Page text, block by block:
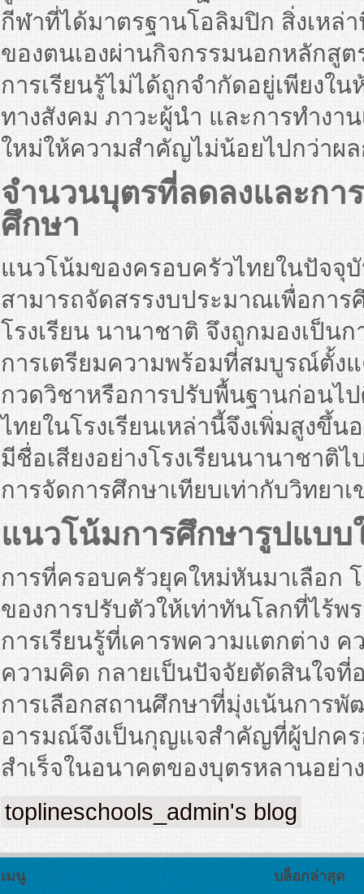
กีฬาที่ได้มาตรฐานโอลิมปิก สิ่งเหล่
ของตนเองผ่านกิจกรรมนอกหลักสูต
การเรียนรู้ไม่ได้ถูกจำกัดอยู่เพียง
ทางสังคม ภาวะผู้นำ และการทำง
ใหม่ให้ความสำคัญไม่น้อยไปกว่าผล
จำนวนบุตรที่ลดลงและกา
ศึกษา
แนวโน้มของครอบครัวไทยในปัจจุ
สามารถจัดสรรงบประมาณเพื่อกา
โรงเรียน นานาชาติ จึงถูกมองเป็น
การเตรียมความพร้อมที่สมบูรณ์ตั้งแ
กวดวิชาหรือการปรับพื้นฐานก่อนไ
ไทยในโรงเรียนเหล่านี้จึงเพิ่มสูงขึ้
มีชื่อเสียงอย่างโรงเรียนนานาชาติ
การจัดการศึกษาเทียบเท่ากับวิทยา
แนวโน้มการศึกษารูปแบบ
การที่ครอบครัวยุคใหม่หันมาเลือก
ของการปรับตัวให้เท่าทันโลกที่ไร้
การเรียนรู้ที่เคารพความแตกต่าง ค
ความคิด กลายเป็นปัจจัยตัดสินใจที่
การเลือกสถานศึกษาที่มุ่งเน้นการ
อารมณ์จึงเป็นกุญแจสำคัญที่ผู้ปกคร
สำเร็จในอนาคตของบุตรหลานอย่า
toplineschools_admin's blog
เมนู บล็อกล่าสุด